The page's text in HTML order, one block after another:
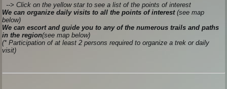
--> Click on the yellow star to see a list of the points of interest
We can organize daily visits to all the points of interest(see map
below)
We can escort and guide you to any of the numerous trails and paths
in the region(see map below)
(* Participation of at least 2 persons required to organize a trek or daily
visit)